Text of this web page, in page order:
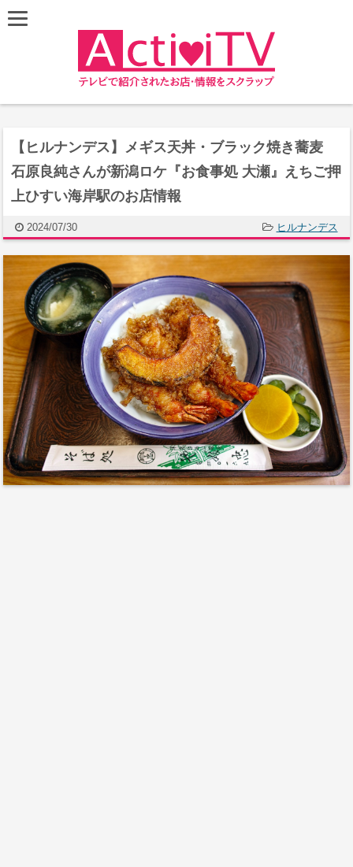
【ヒルナンデス】メギス天丼・ブラック焼き蕎麦
石原良純さんが新潟ロケ『お食事処 大瀬』えちご押
上ひすい海岸駅のお店情報
2024/07/30 ヒルナンデス